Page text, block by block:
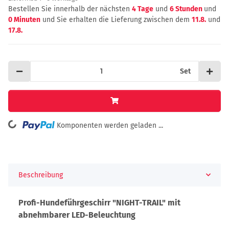
Bestellen Sie innerhalb der nächsten 4 Tage und 6 Stunden und
0 Minuten und Sie erhalten die Lieferung zwischen dem 11.8. und
17.8.
Set
Komponenten werden geladen ...
Beschreibung
Profi-Hundeführgeschirr "NIGHT-TRAIL" mit
abnehmbarer LED-Beleuchtung